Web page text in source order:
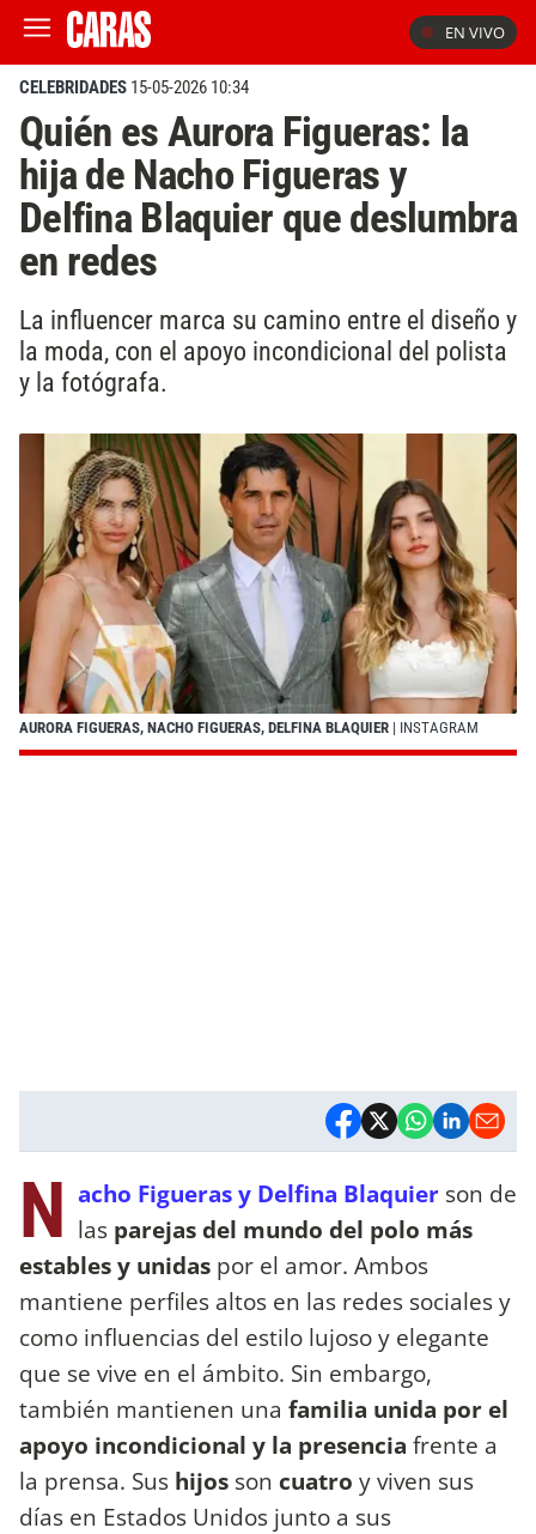
EN VIVO
CELEBRIDADES 15-05-2026 10:34
Quién es Aurora Figueras: la
hija de Nacho Figueras y
Delfina Blaquier que deslumbra
en redes
La influencer marca su camino entre el diseño y
la moda, con el apoyo incondicional del polista
y la fotógrafa.
AURORA FIGUERAS, NACHO FIGUERAS, DELFINA BLAQUIER | INSTAGRAM
N acho Figueras y Delfina Blaquier son de
las parejas del mundo del polo más
estables y unidas por el amor. Ambos
mantiene perfiles altos en las redes sociales y
como influencias del estilo lujoso y elegante
que se vive en el ámbito. Sin embargo,
también mantienen una familia unida por el
apoyo incondicional y la presencia frente a
la prensa. Sus hijos son cuatro y viven sus
días en Estados Unidos junto a sus